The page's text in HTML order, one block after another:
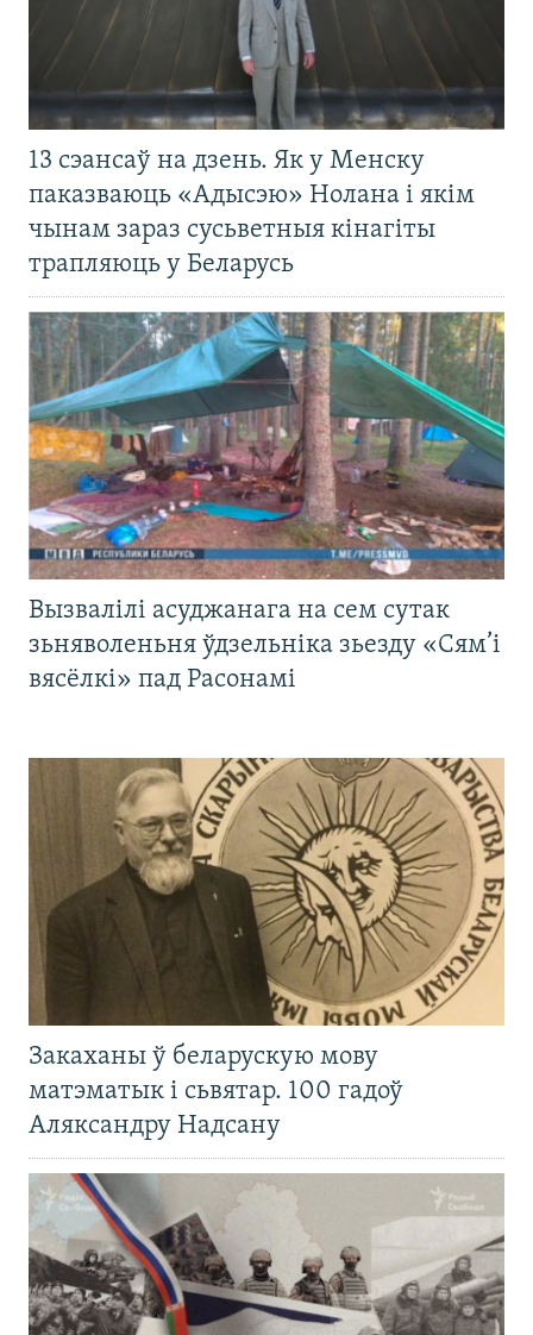
13 сэансаў на дзень. Як у Менску
паказваюць «Адысэю» Нолана і якім
чынам зараз сусьветныя кінагіты
трапляюць у Беларусь
Вызвалілі асуджанага на сем сутак
зьняволеньня ўдзельніка зьезду «Сям’і
вясёлкі» пад Расонамі
Закаханы ў беларускую мову
матэматык і сьвятар. 100 гадоў
Аляксандру Надсану